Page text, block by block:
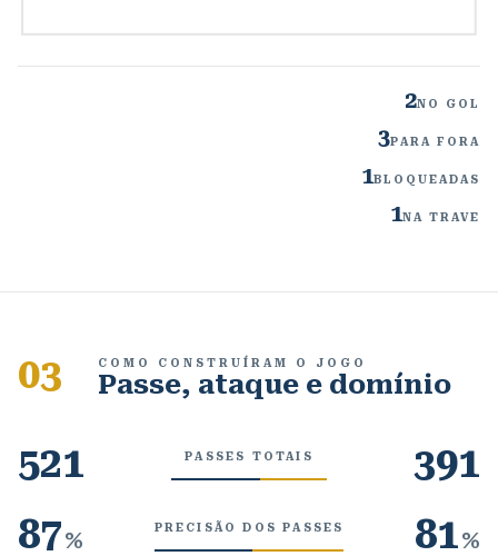
2NO GOL
3PARA FORA
1BLOQUEADAS
1NA TRAVE
03 COMO CONSTRUÍRAM O JOGO
Passe, ataque e domínio
521 PASSES TOTAIS
391
87% PRECISÃO DOS PASSES 81%